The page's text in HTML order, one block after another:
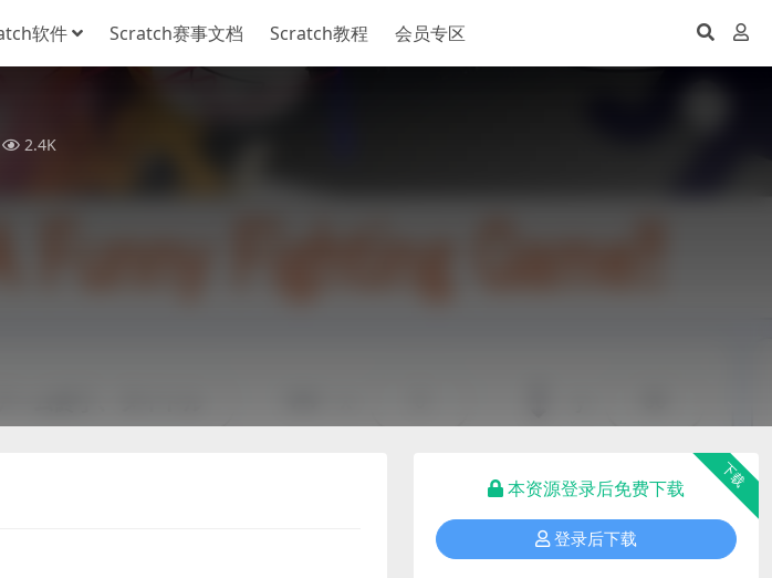
软件 Scratch赛事文档 Scratch教程 会员专区
2.4K
下载
本资源登录后免费下载
登录后下载